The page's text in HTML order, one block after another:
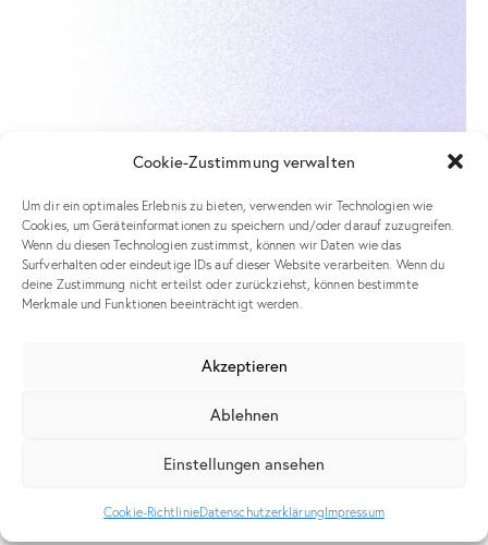
Cookie-Zustimmung verwalten
Um dir ein optimales Erlebnis zu bieten, verwenden wir Technologien wie
Cookies, um Geräteinformationen zu speichern und/oder darauf zuzugreifen.
Wenn du diesen Technologien zustimmst, können wir Daten wie das
Surfverhalten oder eindeutige IDs auf dieser Website verarbeiten. Wenn du
deine Zustimmung nicht erteilst oder zurückziehst, können bestimmte
Merkmale und Funktionen beeinträchtigt werden.
Akzeptieren
Ablehnen
Einstellungen ansehen
Cookie-RichtlinieDatenschutzerklärungImpressum